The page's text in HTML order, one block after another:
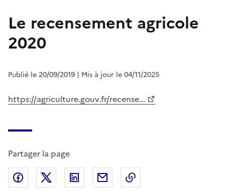
Le recensement agricole
2020
Publié le 20/09/2019 | Mis à jour le 04/11/2025
https://agriculture.gouv.fr/recense...
Partager la page
Partager sur Facebook
Partager sur X (anciennement Twitter)
Partager sur LinkedIn
Partager par email